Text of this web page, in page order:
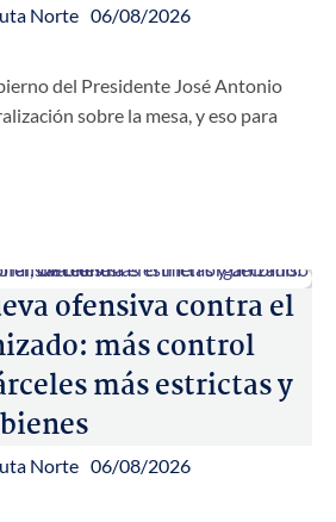
Norte 06/08/2026
del Presidente José Antonio
sobre la mesa, y eso para
ofensiva contra el
más control
más estrictas y
Norte 06/08/2026